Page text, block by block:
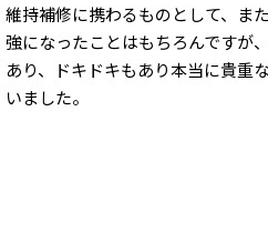
維持補修に携わるものとして、ま
強になったことはもちろんですが
あり、ドキドキもあり本当に貴重
いました。